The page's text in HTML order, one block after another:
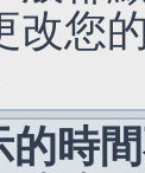
改您
時